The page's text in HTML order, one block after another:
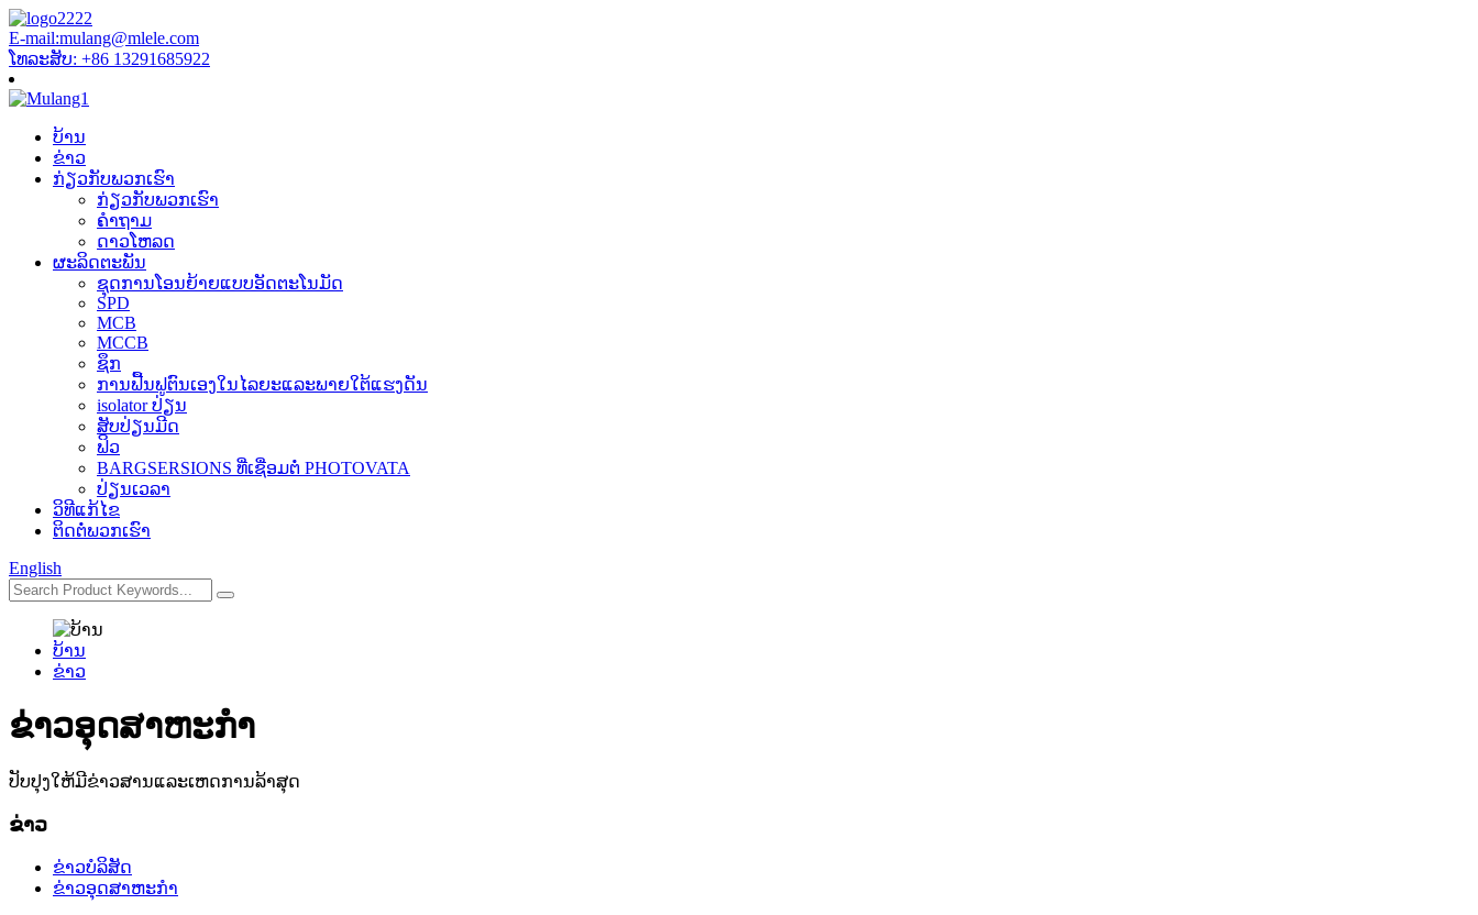
E-mail:mulang@mlele.com
ໂທລະສັບ: +86 13291685922
ບ້ານ
ຂ່າວ
ກ່ຽວກັບພວກເຮົາ
ກ່ຽວກັບພວກເຮົາ
ຄໍາຖາມ
ດາວໂຫລດ
ຜະລິດຕະພັນ
ຊຸດການໂອນຍ້າຍແບບອັດຕະໂນມັດ
SPD
MCB
MCCB
ຊຶກ
ການຟື້ນຟູຕົນເອງໃນໄລຍະແລະພາຍໃຕ້ແຮງດັນ
isolator ປ່ຽນ
ສັບປ່ຽນມີດ
ຟິວ
BARGSERSIONS ທີ່ເຊື່ອມຕໍ່ PHOTOVATA
ປ່ຽນເວລາ
ວິທີແກ້ໄຂ
ຕິດຕໍ່ພວກເຮົາ
English
ບ້ານ
ຂ່າວ
ຂ່າວອຸດສາຫະກໍາ
ປັບປຸງໃຫ້ມີຂ່າວສານແລະເຫດການລ້າສຸດ
ຂ່າວ
ຂ່າວບໍລິສັດ
ຂ່າວອຸດສາຫະກໍາ